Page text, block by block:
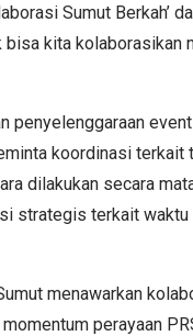
Sumut Berkah’
kita kolaborasikan
penyelenggaraan
koordinasi terkait
dilakukan secara
strategis terkait waktu
menawarkan
perayaan